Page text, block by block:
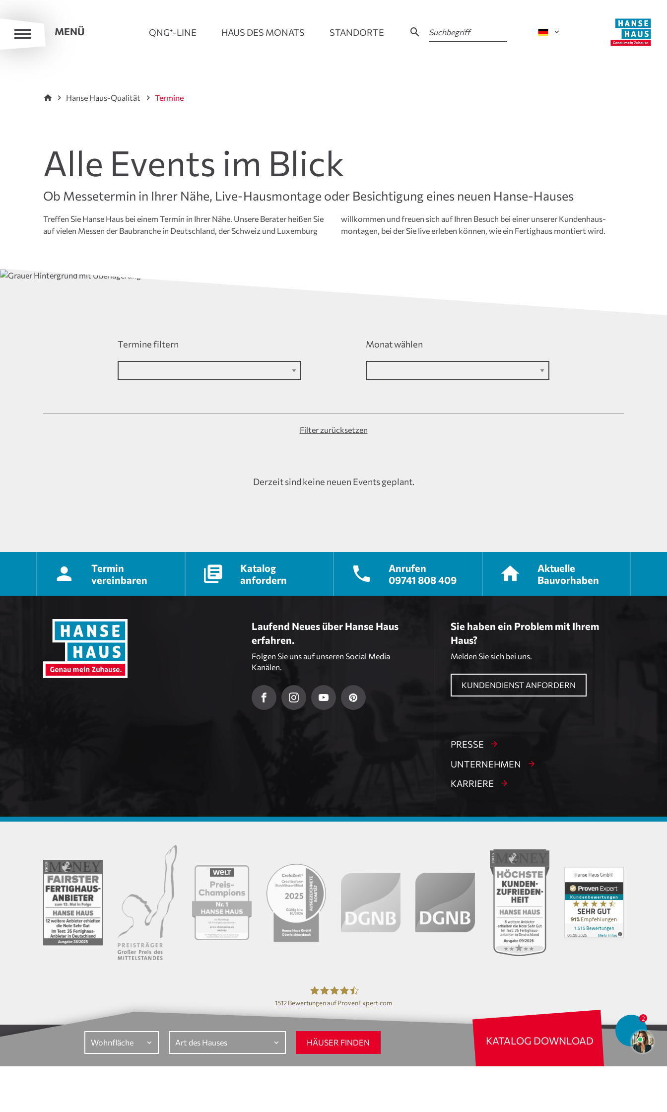
MENÜ QNG⁺-LINE HAUS DES MONATS STANDORTE
HÄUSER FINDEN KATALOG DOWNLOAD
Hanse Haus-Qualität Termine
Ob Messetermin in Ihrer Nähe, Live-Hausmontage oder Besichtigung eines neuen Hanse-Hauses
Alle Events im Blick
Treffen Sie Hanse Haus bei einem Termin in Ihrer Nähe. Unsere Berater heißen Sie
auf vielen Messen der Baubranche in Deutschland, der Schweiz und Luxemburg
willkommen und freuen sich auf Ihren Besuch bei einer unserer Kundenhaus­
montagen, bei der Sie live erleben können, wie ein Fertighaus montiert wird.
Termine filtern Monat wählen
Filter zurücksetzen
Derzeit sind keine neuen Events geplant.
Termin
vereinbaren
Katalog
anfordern
Anrufen
09741 808 409
Aktuelle
Bauvorhaben
Laufend Neues über Hanse Haus
erfahren.
Folgen Sie uns auf unseren Social Media
Kanälen.
Sie haben ein Problem mit Ihrem
Haus?
Melden Sie sich bei uns.
KUNDENDIENST ANFORDERN
PRESSE
UNTERNEHMEN
KARRIERE
Hanse Haus GmbH
1512Bewertungen auf ProvenExpert.com
Impressum Datenschutz Bildrechte Nach oben